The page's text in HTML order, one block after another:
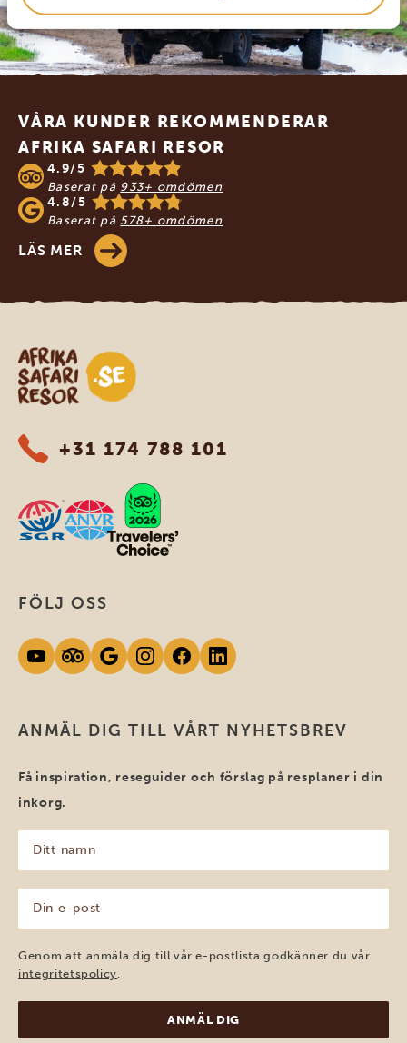
Footer
VÅRA KUNDER REKOMMENDERAR
AFRIKA SAFARI RESOR
4.9/5
Baserat på 933+ omdömen
4.8/5
Baserat på 578+ omdömen
LÄS MER
Safari-resor i Afrika
+31 174 788 101
ANMÄL DIG TILL VÅRT NYHETSBREV
Få inspiration, reseguider och förslag på resplaner i din
inkorg.
namn
(Obligatoriskt)
post
(Obligatoriskt)
Genom att anmäla dig till vår e-postlista godkänner du vår
integritetspolicy
FÖLJ OSS